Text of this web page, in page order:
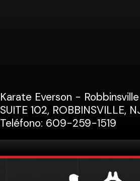
Karate Everson - Robbinsville
SUITE 102, ROBBINSVILLE,
Teléfono: 609-259-1519